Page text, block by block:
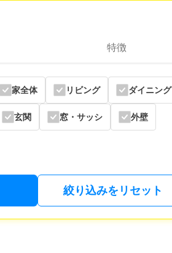
特徴
家全体 リビング ダイニング
玄関 窓・サッシ 外壁
絞り込みをリセット